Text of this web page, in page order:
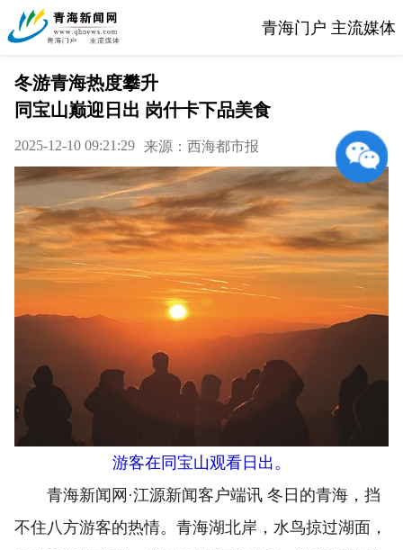
青海门户 主流媒体
冬游青海热度攀升
同宝山巅迎日出 岗什卡下品美食
2025-12-10 09:21:29 来源：西海都市报
游客在同宝山观看日出。
青海新闻网·江源新闻客户端讯 冬日的青海，挡
不住八方游客的热情。青海湖北岸，水鸟掠过湖面，